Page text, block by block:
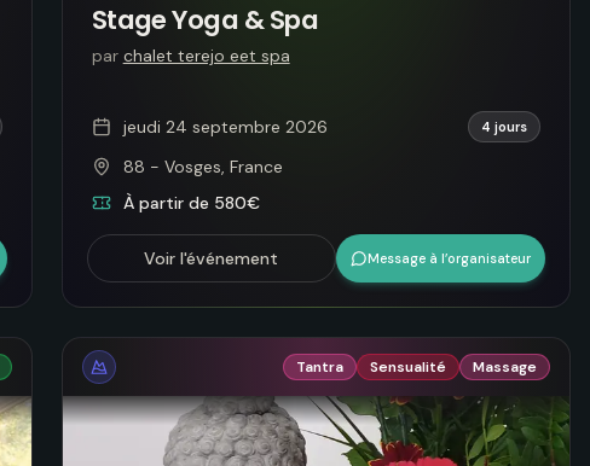
Stage Yoga & Spa
par chalet terejo eet spa
jeudi 24 septembre 2026 4 jours
88 - Vosges, France
À partir de 580€
Voir l'événement Message à l’organisateur
Tantra Sensualité Massage